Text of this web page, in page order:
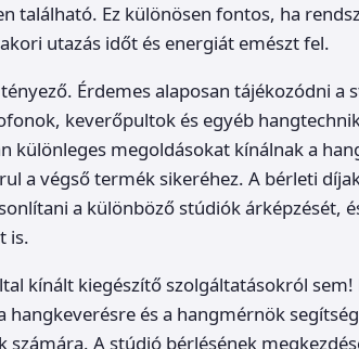
található. Ez különösen fontos, ha
utazás időt és energiát emészt fel.
Érdemes alaposan tájékozódni a
keverőpultok és egyéb
különleges megoldásokat kínálnak a
a végső termék sikeréhez. A bérleti
a különböző stúdiók árképzését,
is.
kínált kiegészítő szolgáltatásokról sem!
hangkeverésre és a hangmérnök
számára. A stúdió bérlésének